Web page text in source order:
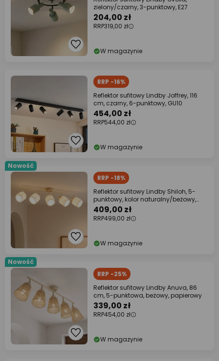
zielony/czarny, 3-punktowy, E27
204,00 zł
RRP319,00 zł
W magazynie
RRP -16%
Reflektor sufitowy Lindby Joffrey, 116
cm, czarny, 6-punktowy, GU10
454,00 zł
RRP544,00 zł
W magazynie
Nowość
RRP -18%
Reflektor sufitowy Lindby Shiloh, 5-
punktowy, kolor naturalny/beżowy,
drewno
409,00 zł
RRP499,00 zł
W magazynie
Nowość
RRP -25%
Reflektor sufitowy Lindby Anuva, 86
cm, 5-punktowa, beżowy, papierowy
339,00 zł
RRP454,00 zł
W magazynie